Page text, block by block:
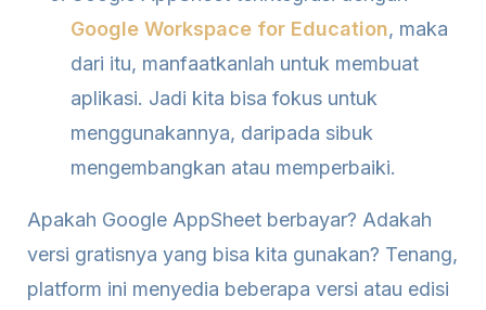
Google Workspace for Education, maka
dari itu, manfaatkanlah untuk membuat
aplikasi. Jadi kita bisa fokus untuk
menggunakannya, daripada sibuk
mengembangkan atau memperbaiki.
Apakah Google AppSheet berbayar? Adakah
versi gratisnya yang bisa kita gunakan? Tenang,
platform ini menyedia beberapa versi atau edisi